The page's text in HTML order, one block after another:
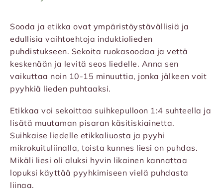
Sooda ja etikka ovat ympäristöystävällisiä ja
edullisia vaihtoehtoja induktiolieden
puhdistukseen. Sekoita ruokasoodaa ja vettä
keskenään ja levitä seos liedelle. Anna sen
vaikuttaa noin 10-15 minuuttia, jonka jälkeen voit
pyyhkiä lieden puhtaaksi.
Etikkaa voi sekoittaa suihkepulloon 1:4 suhteella ja
lisätä muutaman pisaran käsitiskiainetta.
Suihkaise liedelle etikkaliuosta ja pyyhi
mikrokuituliinalla, toista kunnes liesi on puhdas.
Mikäli liesi oli aluksi hyvin likainen kannattaa
lopuksi käyttää pyyhkimiseen vielä puhdasta
liinaa.